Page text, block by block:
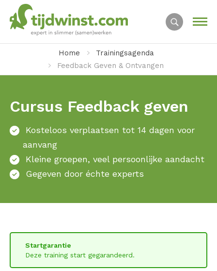
Home
Trainingsagenda
Feedback Geven & Ontvangen
Cursus Feedback geven
Kosteloos verplaatsen tot 14 dagen voor
aanvang
Kleine groepen, veel persoonlijke aandacht
Gegeven door échte experts
Startgarantie
Deze training start gegarandeerd.